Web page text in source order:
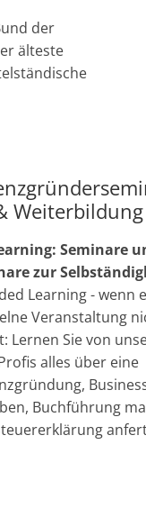
der
älteste
Weiterbildung
Seminare
zur
Learning - wenn
Veranstaltung
Lernen Sie von
alles über eine
Buchführung